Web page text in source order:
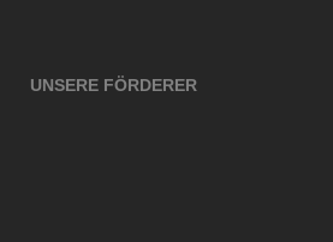
UNSERE FÖRDERER